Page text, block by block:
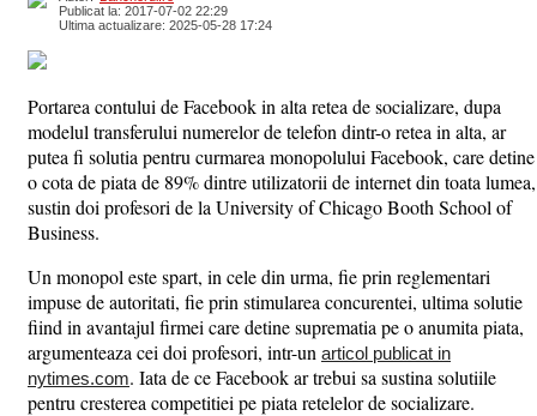
Publicat la: 2017-07-02 22:29
Ultima actualizare: 2025-05-28 17:24
Portarea contului de Facebook in alta retea de socializare, dupa
modelul transferului numerelor de telefon dintr-o retea in alta, ar
putea fi solutia pentru curmarea monopolului Facebook, care detine
o cota de piata de 89% dintre utilizatorii de internet din toata lumea,
sustin doi profesori de la University of Chicago Booth School of
Business.
Un monopol este spart, in cele din urma, fie prin reglementari
impuse de autoritati, fie prin stimularea concurentei, ultima solutie
fiind in avantajul firmei care detine suprematia pe o anumita piata,
argumenteaza cei doi profesori, intr-un articol publicat in
nytimes.com. Iata de ce Facebook ar trebui sa sustina solutiile
pentru cresterea competitiei pe piata retelelor de socializare.